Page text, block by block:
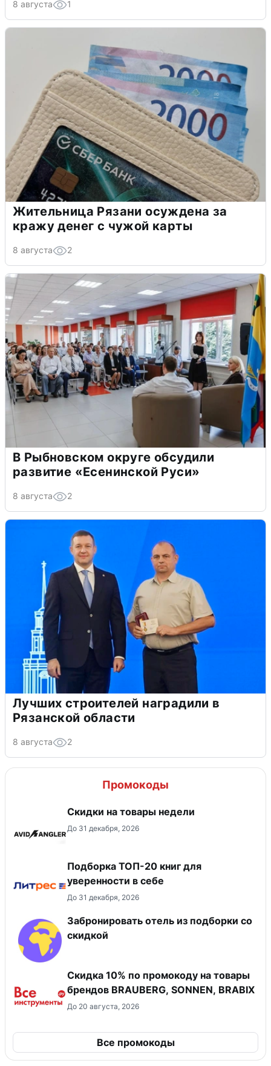
8 августа 1
Жительница Рязани осуждена за
кражу денег с чужой карты
8 августа 2
В Рыбновском округе обсудили
развитие «Есенинской Руси»
8 августа 2
Лучших строителей наградили в
Рязанской области
8 августа 2
Промокоды
Скидки на товары недели
До 31 декабря, 2026
Подборка ТОП-20 книг для
уверенности в себе
До 31 декабря, 2026
Забронировать отель из подборки со
скидкой
Скидка 10% по промокоду на товары
брендов BRAUBERG, SONNEN, BRABIX
До 20 августа, 2026
Все промокоды